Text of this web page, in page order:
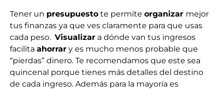
Tener un presupuesto te permite organizar mejor
tus finanzas ya que ves claramente para que usas
cada peso. Visualizar a dónde van tus ingresos
facilita ahorrar y es mucho menos probable que
“pierdas” dinero. Te recomendamos que este sea
quincenal porque tienes más detalles del destino
de cada ingreso. Además para la mayoría es